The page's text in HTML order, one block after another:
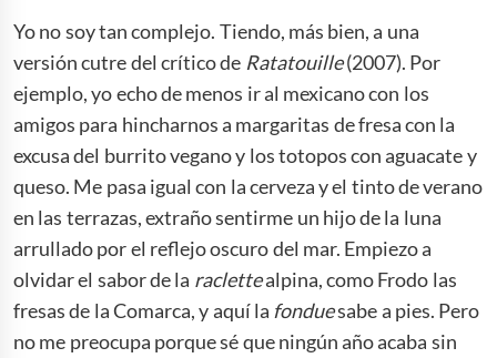
Yo no soy tan complejo. Tiendo, más bien, a una
versión cutre del crítico de Ratatouille(2007). Por
ejemplo, yo echo de menos ir al mexicano con los
amigos para hincharnos a margaritas de fresa con la
excusa del burrito vegano y los totopos con aguacate y
queso. Me pasa igual con la cerveza y el tinto de verano
en las terrazas, extraño sentirme un hijo de la luna
arrullado por el reflejo oscuro del mar. Empiezo a
olvidar el sabor de la raclettealpina, como Frodo las
fresas de la Comarca, y aquí la fonduesabe a pies. Pero
no me preocupa porque sé que ningún año acaba sin